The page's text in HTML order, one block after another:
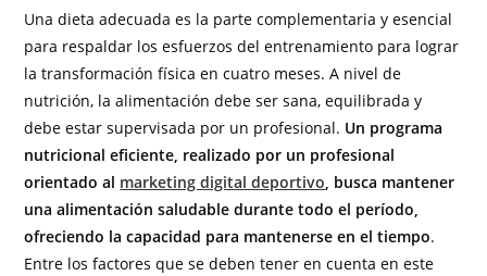
Una dieta adecuada es la parte complementaria y esencial
para respaldar los esfuerzos del entrenamiento para lograr
la transformación física en cuatro meses. A nivel de
nutrición, la alimentación debe ser sana, equilibrada y
debe estar supervisada por un profesional. Un programa
nutricional eficiente, realizado por un profesional
orientado al marketing digital deportivo, busca mantener
una alimentación saludable durante todo el período,
ofreciendo la capacidad para mantenerse en el tiempo.
Entre los factores que se deben tener en cuenta en este